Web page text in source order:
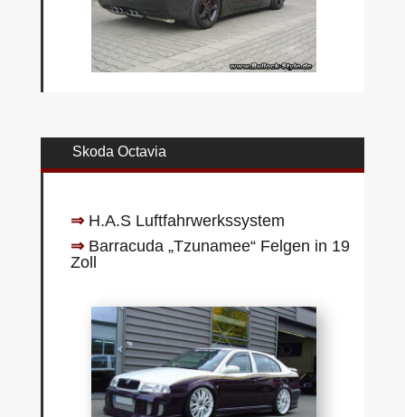
Skoda Octavia
⇒H.A.S Luftfahrwerkssystem
⇒Barracuda „Tzunamee“ Felgen in 19
Zoll